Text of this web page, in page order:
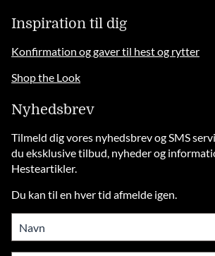
Inspiration til dig
Konfirmation og gaver til hest og rytter
Shop the Look
Nyhedsbrev
Tilmeld dig vores nyhedsbrev og SMS
du eksklusive tilbud, nyheder og
Hesteartikler.
Du kan til en hver tid afmelde igen.